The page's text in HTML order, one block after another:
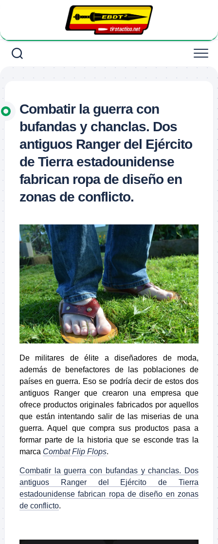
Combatir la guerra con
bufandas y chanclas. Dos
antiguos Ranger del Ejército
de Tierra estadounidense
fabrican ropa de diseño en
zonas de conflicto.
De militares de élite a diseñadores de moda,
además de benefactores de las poblaciones de
países en guerra. Eso se podría decir de estos dos
antiguos Ranger que crearon una empresa que
ofrece productos originales fabricados por aquellos
que están intentando salir de las miserias de una
guerra. Aquel que compra sus productos pasa a
formar parte de la historia que se esconde tras la
marca Combat Flip Flops.
Combatir la guerra con bufandas y chanclas. Dos
antiguos Ranger del Ejército de Tierra
estadounidense fabrican ropa de diseño en zonas
de conflicto.